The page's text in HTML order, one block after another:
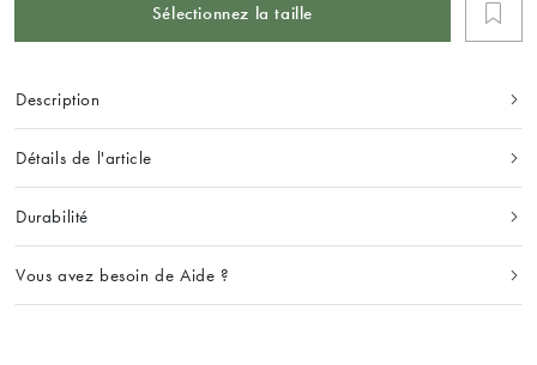
Sélectionnez la taille
Description
Détails de l'article
Durabilité
Vous avez besoin de Aide ?